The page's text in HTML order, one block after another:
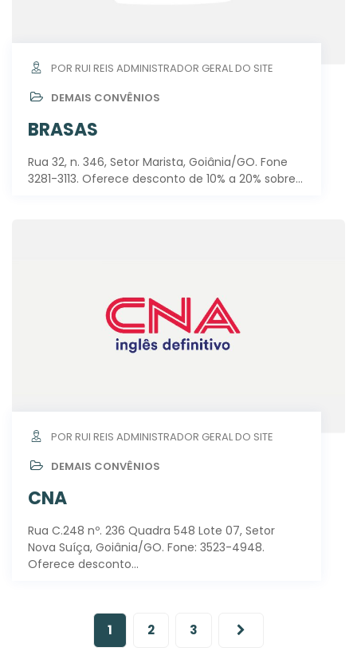
POR RUI REIS ADMINISTRADOR GERAL DO SITE
DEMAIS CONVÊNIOS
BRASAS
Rua 32, n. 346, Setor Marista, Goiânia/GO. Fone
3281-3113. Oferece desconto de 10% a 20% sobre…
POR RUI REIS ADMINISTRADOR GERAL DO SITE
DEMAIS CONVÊNIOS
CNA
Rua C.248 nº. 236 Quadra 548 Lote 07, Setor
Nova Suíça, Goiânia/GO. Fone: 3523-4948.
Oferece desconto…
1 2 3